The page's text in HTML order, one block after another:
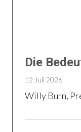
Die
12 Juli 2026
Willy Burn,